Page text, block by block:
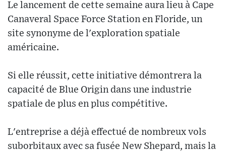
Le lancement de cette semaine aura lieu à Cape
Canaveral Space Force Station en Floride, un
site synonyme de l'exploration spatiale
américaine.
Si elle réussit, cette initiative démontrera la
capacité de Blue Origin dans une industrie
spatiale de plus en plus compétitive.
L'entreprise a déjà effectué de nombreux vols
suborbitaux avec sa fusée New Shepard, mais la